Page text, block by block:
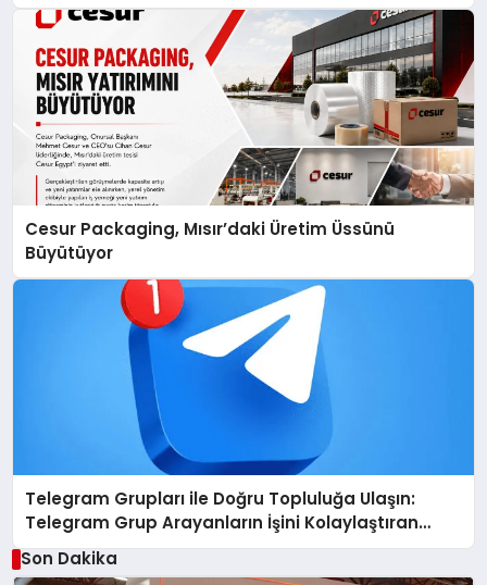
Cesur Packaging, Mısır’daki Üretim Üssünü
Büyütüyor
Telegram Grupları ile Doğru Topluluğa Ulaşın:
Telegram Grup Arayanların İşini Kolaylaştıran
Çözüm
Son Dakika